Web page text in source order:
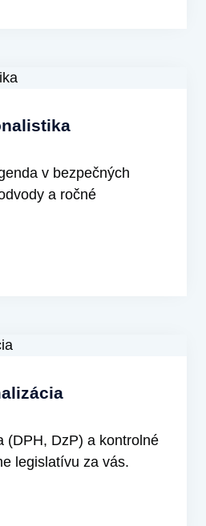
v bezpečných
a ročné
(DPH, DzP) a kontrolné
legislatívu za vás.